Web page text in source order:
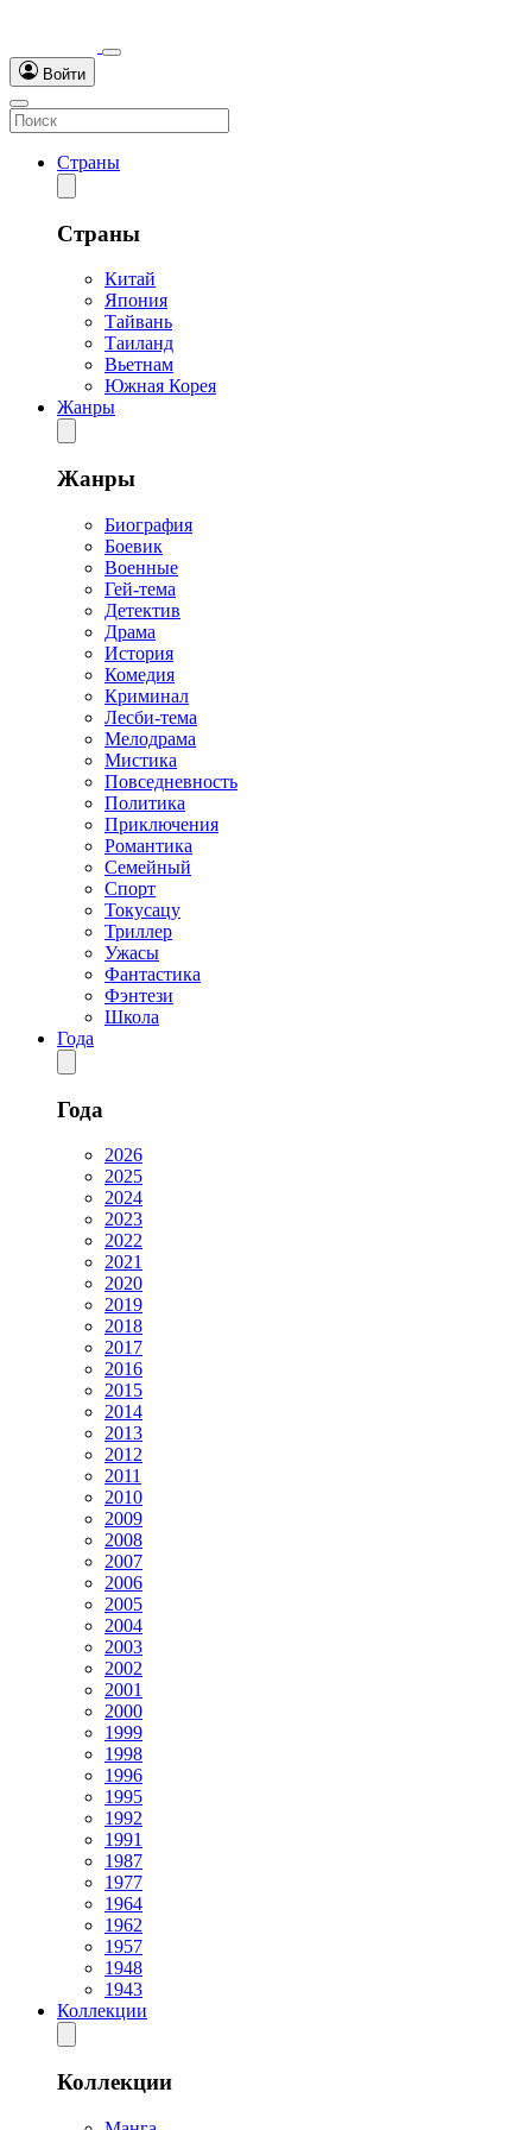
Войти
Страны
Страны
Китай
Япония
Тайвань
Таиланд
Вьетнам
Южная Корея
Жанры
Жанры
Биография
Боевик
Военные
Гей-тема
Детектив
Драма
История
Комедия
Криминал
Лесби-тема
Мелодрама
Мистика
Повседневность
Политика
Приключения
Романтика
Семейный
Спорт
Токусацу
Триллер
Ужасы
Фантастика
Фэнтези
Школа
Года
Года
2026
2025
2024
2023
2022
2021
2020
2019
2018
2017
2016
2015
2014
2013
2012
2011
2010
2009
2008
2007
2006
2005
2004
2003
2002
2001
2000
1999
1998
1996
1995
1992
1991
1987
1977
1964
1962
1957
1948
1943
Коллекции
Коллекции